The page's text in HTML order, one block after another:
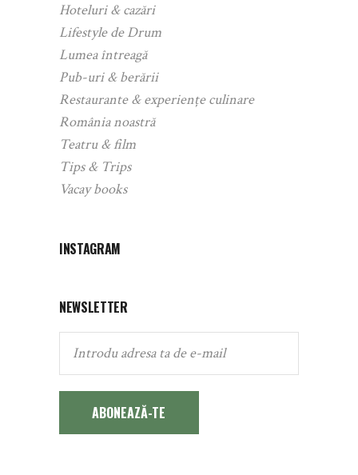
Hoteluri & cazări
Lifestyle de Drum
Lumea întreagă
Pub-uri & berării
Restaurante & experiențe culinare
România noastră
Teatru & film
Tips & Trips
Vacay books
INSTAGRAM
NEWSLETTER
ABONEAZĂ-TE